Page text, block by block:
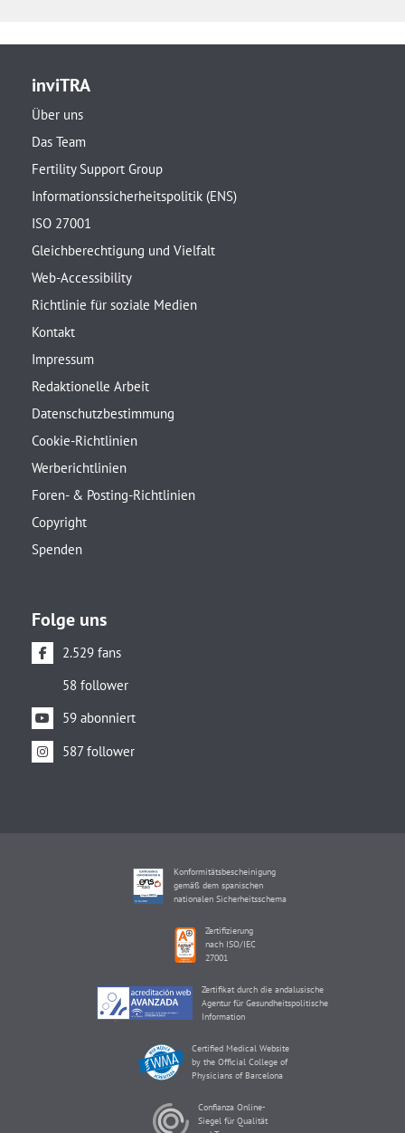
inviTRA
Über uns
Das Team
Fertility Support Group
Informationssicherheitspolitik (ENS)
ISO 27001
Gleichberechtigung und Vielfalt
Web-Accessibility
Richtlinie für soziale Medien
Kontakt
Impressum
Redaktionelle Arbeit
Datenschutzbestimmung
Cookie-Richtlinien
Werberichtlinien
Foren- & Posting-Richtlinien
Copyright
Spenden
Folge uns
2.529 fans
58 follower
59 abonniert
587 follower
Konformitätsbescheinigung
gemäß dem spanischen
nationalen Sicherheitsschema
Zertifizierung
nach ISO/IEC
27001
Zertifikat durch die andalusische
Agentur für Gesundheitspolitische
Information
Certified Medical Website
by the Official College of
Physicians of Barcelona
Confianza Online-
Siegel für Qualität